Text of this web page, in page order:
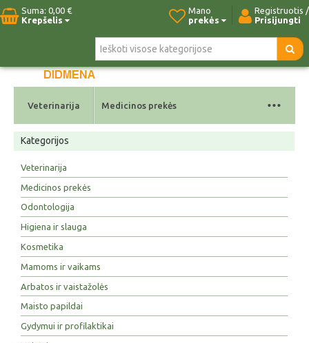
Suma: 0,00 €
Krepšelis
Registruotis /
Prisijungti
Mano
prekės
Pradžia Naujos prekės Kontaktai
Veterinarija Medicinos prekės ...
Kategorijos
Veterinarija
Medicinos prekės
Odontologija
Higiena ir slauga
Kosmetika
Mamoms ir vaikams
Arbatos ir vaistažolės
Maisto papildai
Gydymui ir profilaktikai